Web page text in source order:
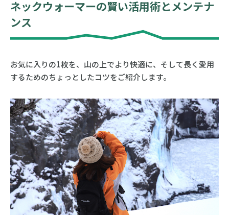
ネックウォーマーの賢い活用術とメンテナ
ンス
お気に入りの1枚を、山の上でより快適に、そして長く愛用
するためのちょっとしたコツをご紹介します。